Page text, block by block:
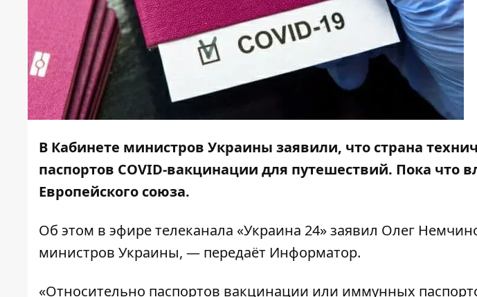
В Кабинете министров Украины заявили, что страна
паспортов COVID-вакцинации для путешествий. Пока что
Европейского союза.
Об этом в эфире телеканала «Украина 24»заявил Олег
министров Украины, — передаёт Информатор.
«Относительно паспортов вакцинации или иммунных